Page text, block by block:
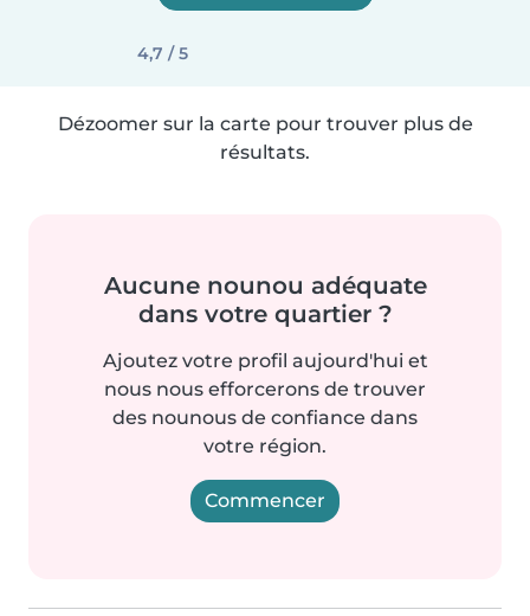
4,7 / 5
Dézoomer sur la carte pour trouver plus de
résultats.
Aucune nounou adéquate
dans votre quartier ?
Ajoutez votre profil aujourd'hui et
nous nous efforcerons de trouver
des nounous de confiance dans
votre région.
Commencer